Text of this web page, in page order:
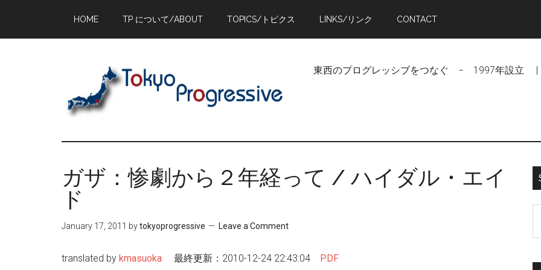
main
primary
footer
HOME TP について/ABOUT TOPICS/トピクス LINKS/リンク CONTACT
東西のプログレッシブをつなぐ − 1997年設立 |
ガザ：惨劇から２年経って / ハイダル・エイ
ド
January 17, 2011 bytokyoprogressive Leave a Comment
translated by kmasuoka 最終更新：2010-12-24 22:43:04 PDF